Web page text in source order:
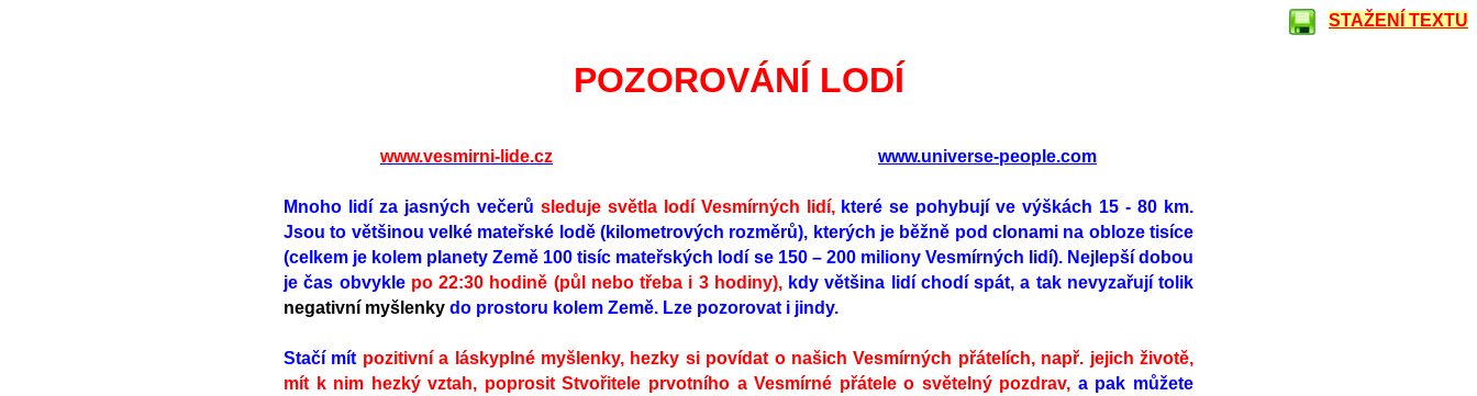
STAŽENÍ TEXTU
POZOROVÁNÍ LODÍ
www.vesmirni-lide.cz www.universe-people.com
Mnoho lidí za jasných večerů sleduje světla lodí Vesmírných lidí,které se pohybují ve výškách 15 - 80 km.
Jsou to většinou velké mateřské lodě (kilometrových rozměrů), kterých je běžně pod clonami na obloze tisíce
(celkem je kolem planety Země 100 tisíc mateřských lodí se 150 – 200 miliony Vesmírných lidí). Nejlepší dobou
je čas obvykle po 22:30 hodině (půl nebo třeba i 3 hodiny),kdy většina lidí chodí spát, a tak nevyzařují tolik
negativní myšlenky do prostoru kolem Země. Lze pozorovat i jindy.
Stačí mít pozitivní a láskyplné myšlenky, hezky si povídat o našich Vesmírných přátelích, např. jejich životě,
mít k nim hezký vztah, poprosit Stvořitele prvotního a Vesmírné přátele o světelný pozdrav, a pak můžete